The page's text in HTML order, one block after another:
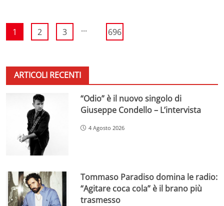
1 2 3 ... 696
ARTICOLI RECENTI
“Odio” è il nuovo singolo di
Giuseppe Condello – L’intervista
4 Agosto 2026
Tommaso Paradiso domina le radio:
“Agitare coca cola” è il brano più
trasmesso